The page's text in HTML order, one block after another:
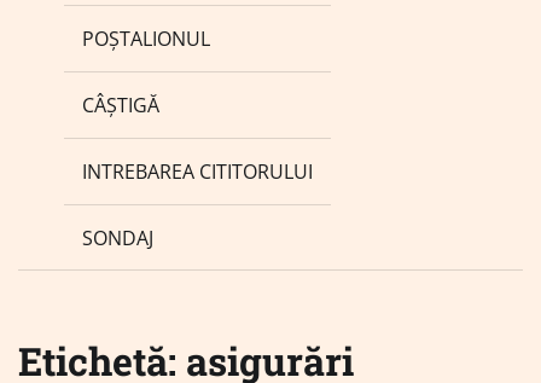
POȘTALIONUL
CÂȘTIGĂ
INTREBAREA CITITORULUI
SONDAJ
Etichetă: asigurări